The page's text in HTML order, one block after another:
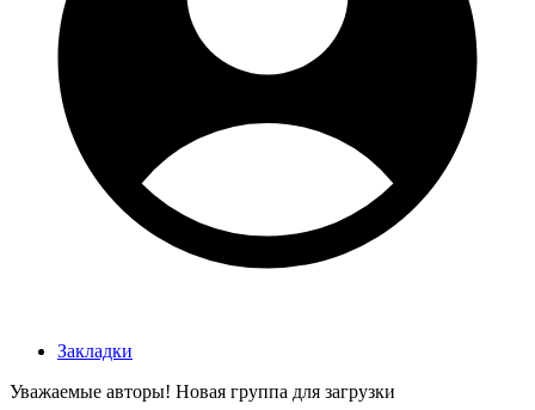
Закладки
Уважаемые авторы! Новая группа для загрузки